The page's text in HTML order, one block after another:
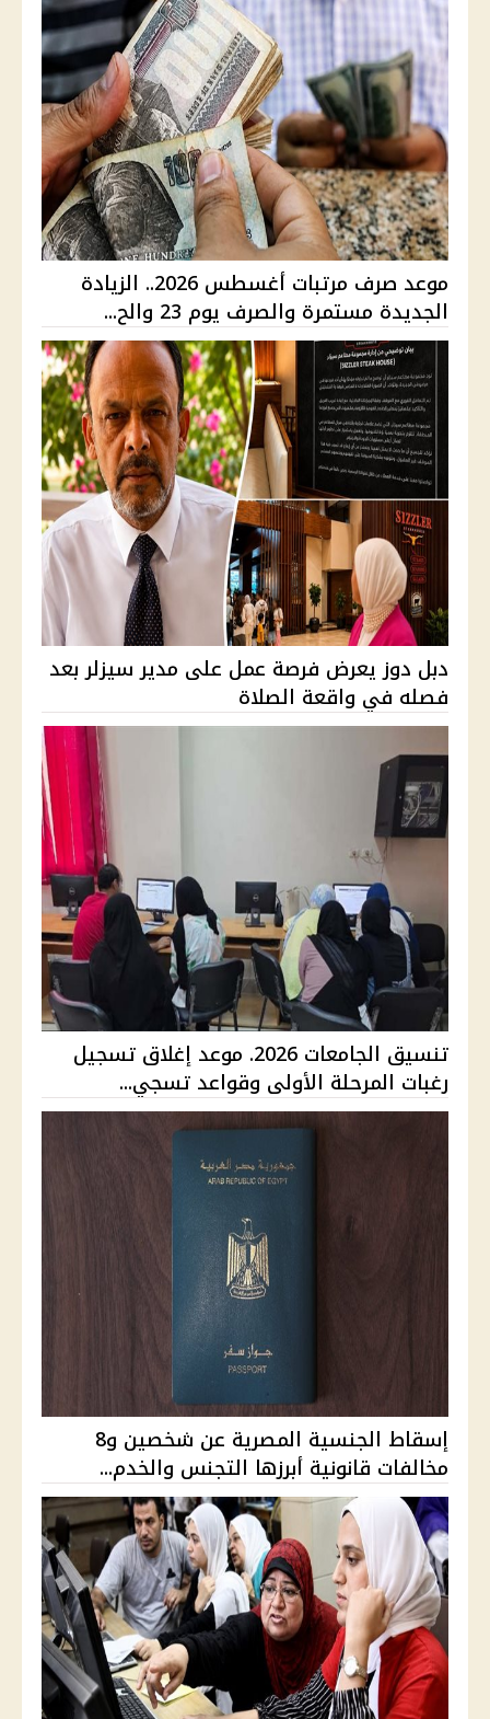
موعد صرف مرتبات أغسطس 2026.. الزيادة
الجديدة مستمرة والصرف يوم 23 والح...
دبل دوز يعرض فرصة عمل على مدير سيزلر بعد
فصله في واقعة الصلاة
تنسيق الجامعات 2026. موعد إغلاق تسجيل
رغبات المرحلة الأولى وقواعد تسجي...
إسقاط الجنسية المصرية عن شخصين و8
مخالفات قانونية أبرزها التجنس والخدم...